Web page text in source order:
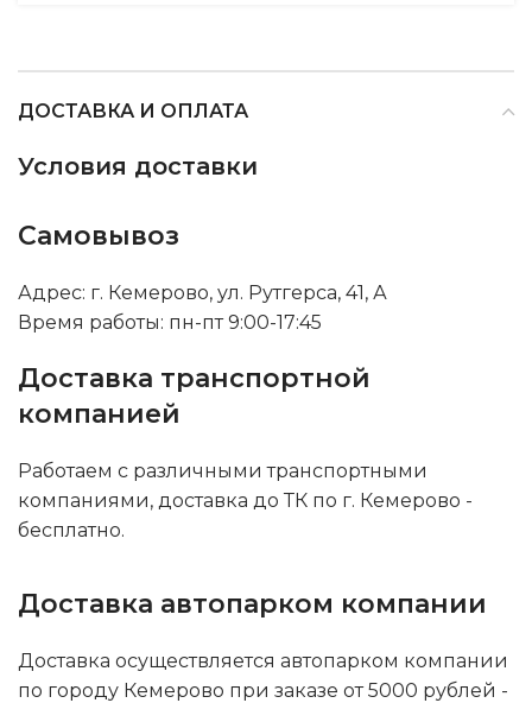
ДОСТАВКА И ОПЛАТА
Условия доставки
Самовывоз
Адрес: г. Кемерово, ул. Рутгерса, 41, А
Время работы: пн-пт 9:00-17:45
Доставка транспортной
компанией
Работаем с различными транспортными
компаниями, доставка до ТК по г. Кемерово -
бесплатно.
Доставка автопарком компании
Доставка осуществляется автопарком компании
по городу Кемерово при заказе от 5000 рублей -